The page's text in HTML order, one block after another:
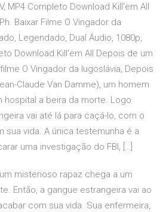
MP4 Completo Download Kill'em All
Baixar Filme O Vingador da
Legendado, Dual Áudio, 1080p,
Download Kill'em All Depois de um
O Vingador da Iugoslávia, Depois
Claude Van Damme), um homem
hospital a beira da morte. Logo
vai até lá para caçá-lo, com o
sua vida. A única testemunha é a
uma investigação do FBI, […]
misterioso rapaz chega a um
Então, a gangue estrangeira vai ao
com sua vida. Sua enfermeira,